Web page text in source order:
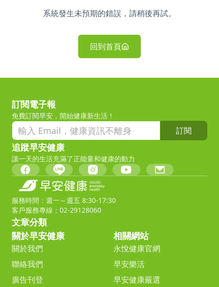
系統發生未預期的錯誤，請稍後再試。
回到首頁
訂閱電子報
免費訂閱早安，開始健康新生活！
訂閱
追蹤早安健康
讓一天的生活充滿了正能量和健康的動力
服務時間：週一～週五 8:30-17:30
客戶服務專線：02-29128060
文章分類
關於早安健康
關於我們
聯絡我們
廣告刊登
相關網站
永悅健康官網
早安樂活
早安健康嚴選